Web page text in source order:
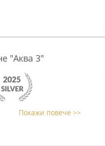
"Аква 3"
Покажи повече >>